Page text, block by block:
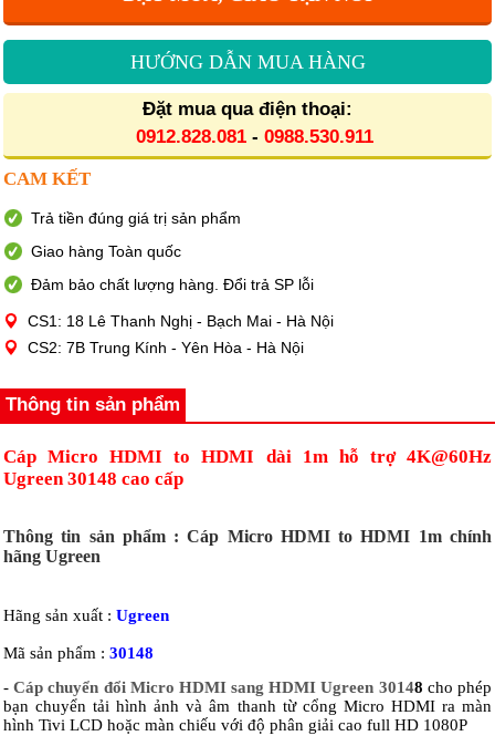
HƯỚNG DẪN MUA HÀNG
Đặt mua qua điện thoại:
0912.828.081 - 0988.530.911
CAM KẾT
Trả tiền đúng giá trị sản phẩm
Giao hàng Toàn quốc
Đảm bảo chất lượng hàng. Đổi trả SP lỗi
CS1: 18 Lê Thanh Nghị - Bạch Mai - Hà Nội
CS2: 7B Trung Kính - Yên Hòa - Hà Nội
Thông tin sản phẩm
Cáp Micro HDMI to HDMI dài 1m hỗ trợ 4K@60Hz
Ugreen 30148 cao cấp
Thông tin sản phẩm : Cáp Micro HDMI to HDMI 1m chính
hãng Ugreen
Hãng sản xuất : Ugreen
Mã sản phẩm : 30148
-Cáp chuyển đổi Micro HDMI sang HDMI Ugreen 30148 cho phép
bạn chuyển tải hình ảnh và âm thanh từ cổng Micro HDMI ra màn
hình Tivi LCD hoặc màn chiếu với độ phân giải cao full HD 1080P